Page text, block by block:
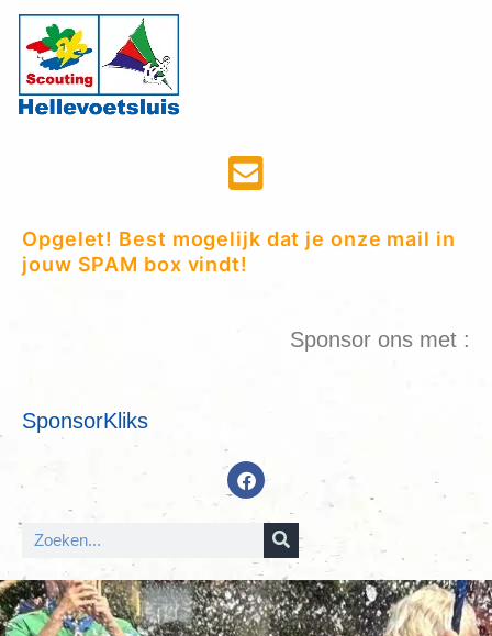
Opgelet! Best mogelijk dat je onze mail in
jouw SPAM box vindt!
Sponsor ons met :
SponsorKliks